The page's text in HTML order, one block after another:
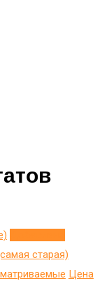
старая)
Цена